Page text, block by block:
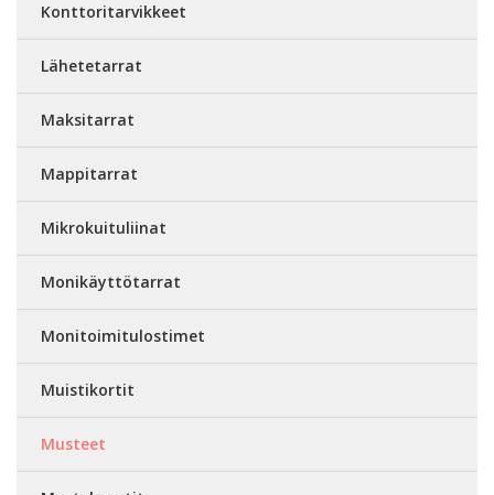
Konttoritarvikkeet
Lähetetarrat
Maksitarrat
Mappitarrat
Mikrokuituliinat
Monikäyttötarrat
Monitoimitulostimet
Muistikortit
Musteet